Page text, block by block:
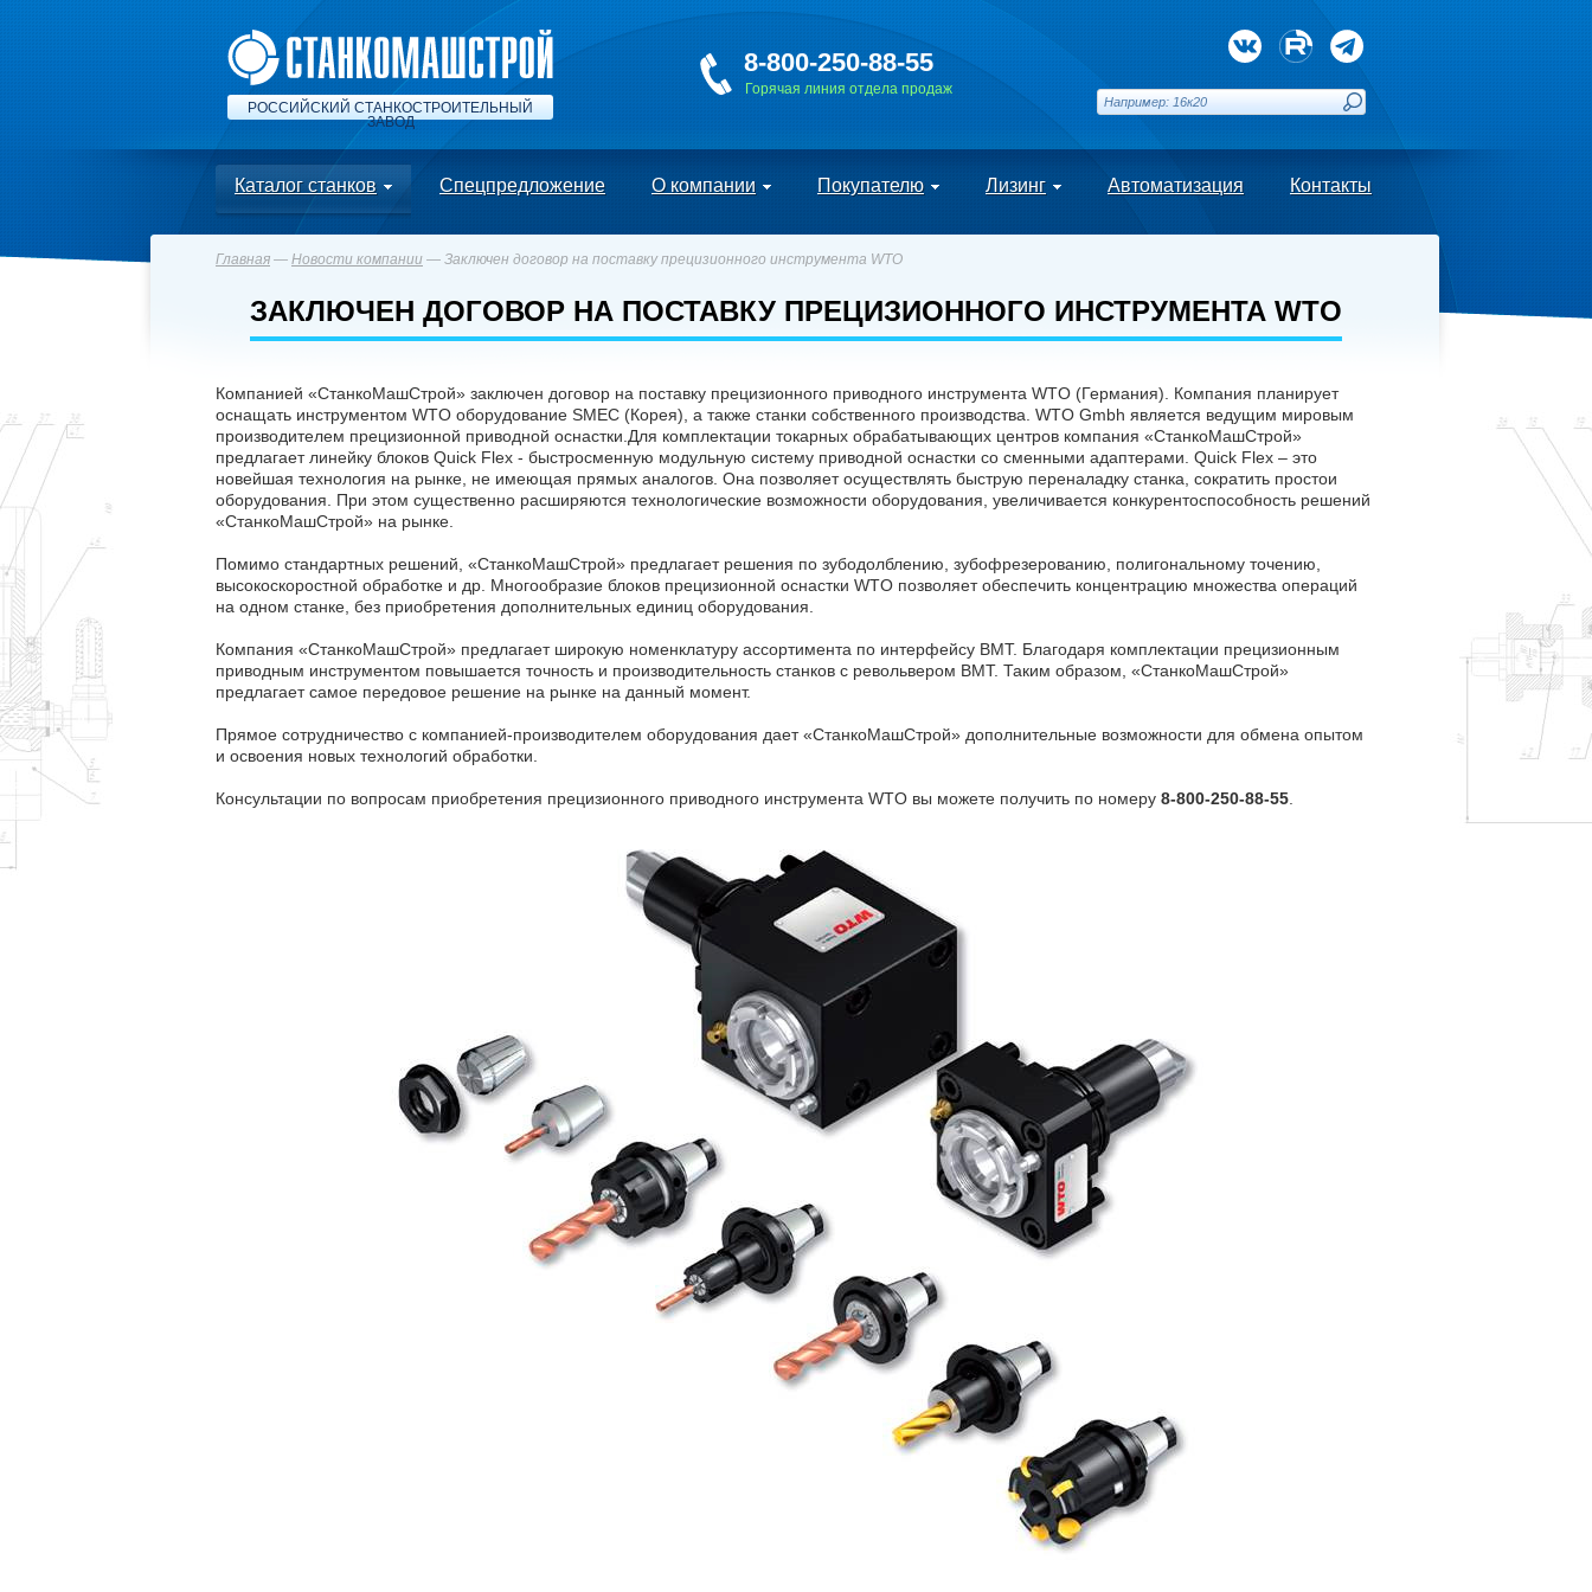
РОССИЙСКИЙ СТАНКОСТРОИТЕЛЬНЫЙ
ЗАВОД
8-800-250-88-55
Горячая линия отдела продаж
Каталог станков Спецпредложение О компании Покупателю Лизинг Автоматизация Контакты
Главная — Новости компании — Заключен договор на поставку прецизионного инструмента WTO
ЗАКЛЮЧЕН ДОГОВОР НА ПОСТАВКУ ПРЕЦИЗИОННОГО ИНСТРУМЕНТА WTO
Компанией «СтанкоМашСтрой» заключен договор на поставку прецизионного приводного инструмента WTO (Германия). Компания планирует
оснащать инструментом WTO оборудование SMEC (Корея), а также станки собственного производства. WTO Gmbh является ведущим мировым
производителем прецизионной приводной оснастки.Для комплектации токарных обрабатывающих центров компания «СтанкоМашСтрой»
предлагает линейку блоков Quick Flex - быстросменную модульную систему приводной оснастки со сменными адаптерами. Quick Flex – это
новейшая технология на рынке, не имеющая прямых аналогов. Она позволяет осуществлять быструю переналадку станка, сократить простои
оборудования. При этом существенно расширяются технологические возможности оборудования, увеличивается конкурентоспособность решений
«СтанкоМашСтрой» на рынке.
Помимо стандартных решений, «СтанкоМашСтрой» предлагает решения по зубодолблению, зубофрезерованию, полигональному точению,
высокоскоростной обработке и др. Многообразие блоков прецизионной оснастки WTO позволяет обеспечить концентрацию множества операций
на одном станке, без приобретения дополнительных единиц оборудования.
Компания «СтанкоМашСтрой» предлагает широкую номенклатуру ассортимента по интерфейсу ВМТ. Благодаря комплектации прецизионным
приводным инструментом повышается точность и производительность станков с револьвером ВМТ. Таким образом, «СтанкоМашСтрой»
предлагает самое передовое решение на рынке на данный момент.
Прямое сотрудничество с компанией-производителем оборудования дает «СтанкоМашСтрой» дополнительные возможности для обмена опытом
и освоения новых технологий обработки.
Консультации по вопросам приобретения прецизионного приводного инструмента WTO вы можете получить по номеру 8-800-250-88-55